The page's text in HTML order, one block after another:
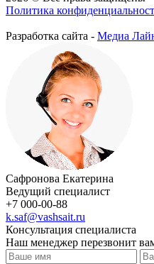
Политика
Разработка сайта - Медиа
Сафронова Екатерина
Ведущий специалист
+7 000-00-88
k.saf@vashsait.ru
Консультация специалиста
Наш менеджер перезвонит